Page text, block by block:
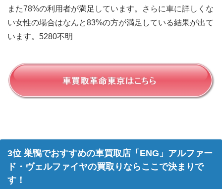
また78%の利用者が満足しています。さらに車に詳しくな
い女性の場合はなんと83%の方が満足している結果が出て
います。5280不明
3位 巣鴨でおすすめの車買取店「ENG」アルファー
ド・ヴェルファイヤの買取りならここで決まりで
す！